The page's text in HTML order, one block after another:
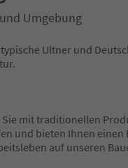
Umgebung
Ultner und
mit traditionellen
und bieten Ihnen einen
auf unseren